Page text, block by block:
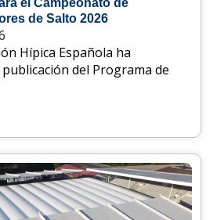
el Campeonato de
de Salto 2026
Hípica Española ha
del Programa de